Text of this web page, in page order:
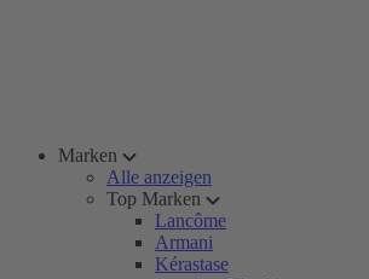
Marken
Alle anzeigen
Top Marken
Lancôme
Armani
Kérastase